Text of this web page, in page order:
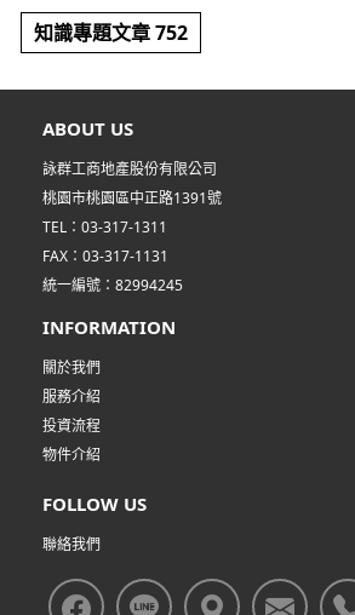
知識專題文章 752
ABOUT US
詠群工商地產股份有限公司
桃園市桃園區中正路1391號
TEL：03-317-1311
FAX：03-317-1131
統一編號：82994245
INFORMATION
關於我們
服務介紹
投資流程
物件介紹
FOLLOW US
聯絡我們